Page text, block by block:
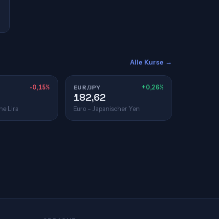
Alle Kurse →
-0,15%
Lira
EUR/JPY +0,26%
182,62
Euro – Japanischer Yen